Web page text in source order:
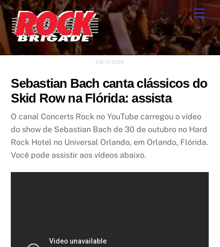
Skip
to
content
03/11/2025
Sebastian Bach canta clássicos do
Skid Row na Flórida: assista
O canal Concerts Rock no YouTube carregou o vídeo
do show de Sebastian Bach de 30 de outubro no Hard
Rock Hotel no Universal Orlando, em Orlando, Flórida.
Você pode assistir aos vídeos abaixo.